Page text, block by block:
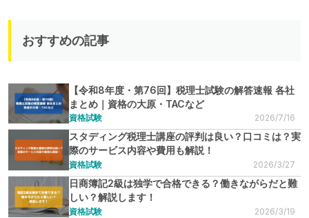
おすすめの記事
【令和8年度・第76回】税理士試験の解答速報 各社
まとめ｜資格の大原・TACなど
資格試験 2026/7/16
スタディング税理士講座の評判は良い？口コミは？実
際のサービス内容や費用も解説！
資格試験 2026/3/27
日商簿記2級は独学で合格できる？働きながらだと難
しい？解説します！
資格試験 2026/3/19